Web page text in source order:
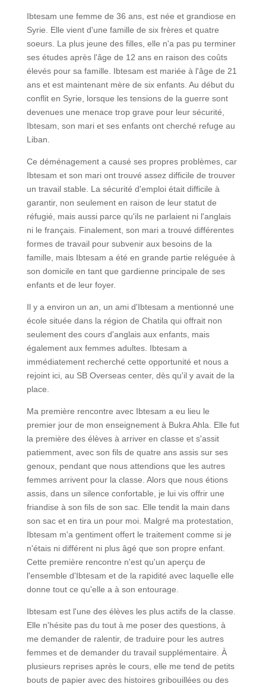
Ibtesam une femme de 36 ans, est née et grandiose en
Syrie. Elle vient d'une famille de six frères et quatre
soeurs. La plus jeune des filles, elle n'a pas pu terminer
ses études après l'âge de 12 ans en raison des coûts
élevés pour sa famille. Ibtesam est mariée à l'âge de 21
ans et est maintenant mère de six enfants. Au début du
conflit en Syrie, lorsque les tensions de la guerre sont
devenues une menace trop grave pour leur sécurité,
Ibtesam, son mari et ses enfants ont cherché refuge au
Liban.
Ce déménagement a causé ses propres problèmes, car
Ibtesam et son mari ont trouvé assez difficile de trouver
un travail stable. La sécurité d'emploi était difficile à
garantir, non seulement en raison de leur statut de
réfugié, mais aussi parce qu'ils ne parlaient ni l'anglais
ni le français. Finalement, son mari a trouvé différentes
formes de travail pour subvenir aux besoins de la
famille, mais Ibtesam a été en grande partie reléguée à
son domicile en tant que gardienne principale de ses
enfants et de leur foyer.
Il y a environ un an, un ami d'Ibtesam a mentionné une
école située dans la région de Chatila qui offrait non
seulement des cours d'anglais aux enfants, mais
également aux femmes adultes. Ibtesam a
immédiatement recherché cette opportunité et nous a
rejoint ici, au SB Overseas center, dès qu'il y avait de la
place.
Ma première rencontre avec Ibtesam a eu lieu le
premier jour de mon enseignement à Bukra Ahla. Elle fut
la première des élèves à arriver en classe et s'assit
patiemment, avec son fils de quatre ans assis sur ses
genoux, pendant que nous attendions que les autres
femmes arrivent pour la classe. Alors que nous étions
assis, dans un silence confortable, je lui vis offrir une
friandise à son fils de son sac. Elle tendit la main dans
son sac et en tira un pour moi. Malgré ma protestation,
Ibtesam m'a gentiment offert le traitement comme si je
n'étais ni différent ni plus âgé que son propre enfant.
Cette première rencontre n'est qu'un aperçu de
l'ensemble d'Ibtesam et de la rapidité avec laquelle elle
donne tout ce qu'elle a à son entourage.
Ibtesam est l'une des élèves les plus actifs de la classe.
Elle n'hésite pas du tout à me poser des questions, à
me demander de ralentir, de traduire pour les autres
femmes et de demander du travail supplémentaire. À
plusieurs reprises après le cours, elle me tend de petits
bouts de papier avec des histoires gribouillées ou des